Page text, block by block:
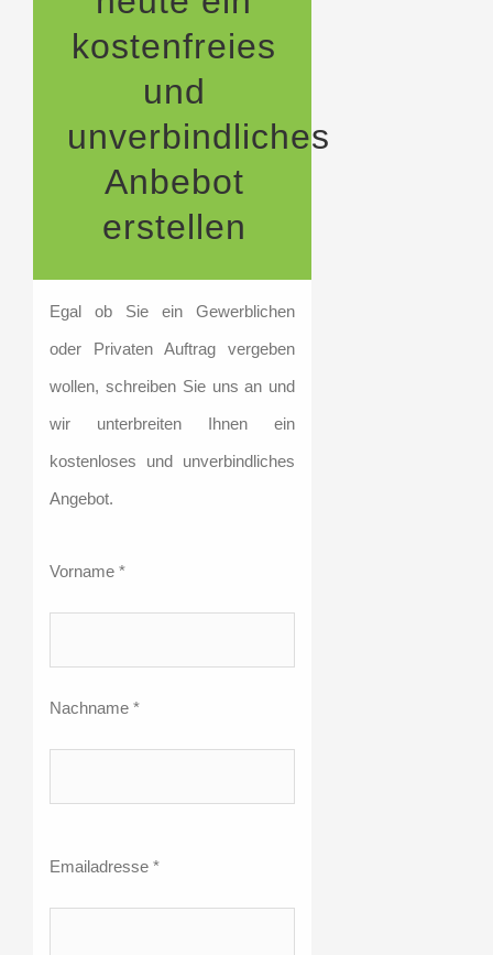
kostenfreies
und
unverbindliches
Anbebot
erstellen
Egal ob Sie ein Gewerblichen
oder Privaten Auftrag vergeben
wollen, schreiben Sie uns an und
wir unterbreiten Ihnen ein
kostenloses und unverbindliches
Angebot.
Vorname *
Nachname *
Emailadresse *